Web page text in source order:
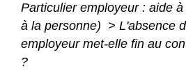
Particulier employeur : aide
à la personne) > L'absence
employeur met-elle fin au
?